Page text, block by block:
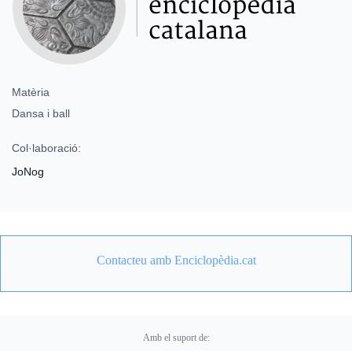
Matèria
Dansa i ball
Col·laboració:
JoNog
Contacteu amb Enciclopèdia.cat
Amb el suport de: